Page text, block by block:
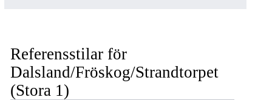
Referensstilar för
Dalsland/Fröskog/Strandtorpet
(Stora 1)